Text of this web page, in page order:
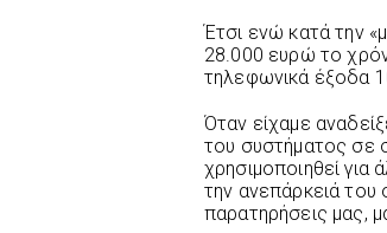
Έτσι ενώ κατά την
28.000 ευρώ το
τηλεφωνικά έξοδα
Όταν είχαμε
του συστήματος σε
χρησιμοποιηθεί για
την ανεπάρκειά του
παρατηρήσεις μας,